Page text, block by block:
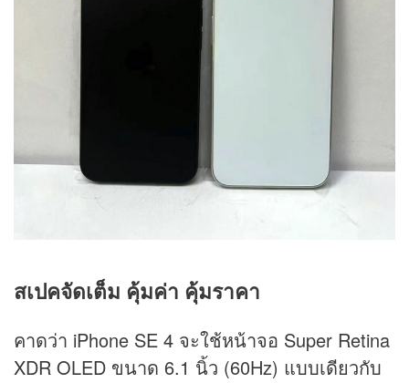
สเปคจัดเต็ม คุ้มค่า คุ้มราคา
คาดว่า iPhone SE 4 จะใช้หน้าจอ Super Retina
XDR OLED ขนาด 6.1 นิ้ว (60Hz) แบบเดียวกับ